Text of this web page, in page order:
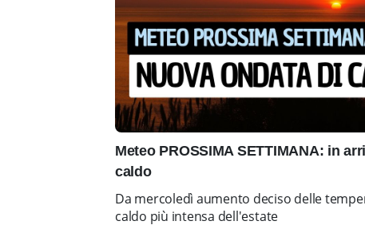
Meteo PROSSIMA SETTIMANA: in
caldo
Da mercoledì aumento deciso delle
caldo più intensa dell'estate